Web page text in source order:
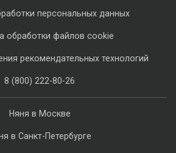
Няня в Москве
в Санкт-Петербурге
персональных данных
обработки файлов cookie
рекомендательных технологий
8 (800) 222-80-26